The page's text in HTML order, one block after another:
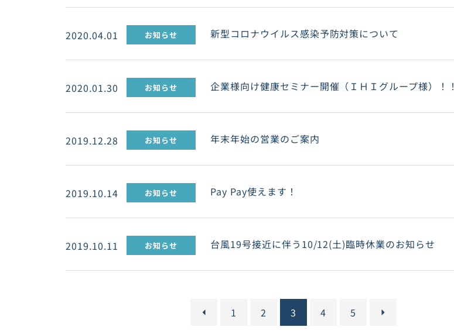
2020.04.01 お知らせ 新型コロナウイルス感染予防対策について
2020.01.30 お知らせ 企業様向け健康セミナー開催（ＩＨＩグループ様）！！
2019.12.28 お知らせ 年末年始の営業のご案内
2019.10.14 お知らせ Pay Pay使えます！
2019.10.11 お知らせ 台風19号接近に伴う10/12(土)臨時休業のお知らせ
1 2 3 4 5